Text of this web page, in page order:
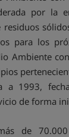
por la
para los
Ambiente
a 1993,
de forma
de